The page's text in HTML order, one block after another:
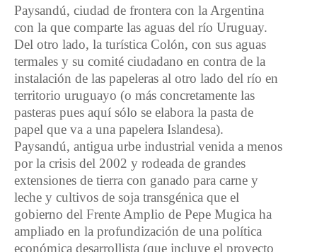
Paysandú, ciudad de frontera con la Argentina
con la que comparte las aguas del río Uruguay.
Del otro lado, la turística Colón, con sus aguas
termales y su comité ciudadano en contra de la
instalación de las papeleras al otro lado del río en
territorio uruguayo (o más concretamente las
pasteras pues aquí sólo se elabora la pasta de
papel que va a una papelera Islandesa).
Paysandú, antigua urbe industrial venida a menos
por la crisis del 2002 y rodeada de grandes
extensiones de tierra con ganado para carne y
leche y cultivos de soja transgénica que el
gobierno del Frente Amplio de Pepe Mugica ha
ampliado en la profundización de una política
económica desarrollista (que incluye el proyecto